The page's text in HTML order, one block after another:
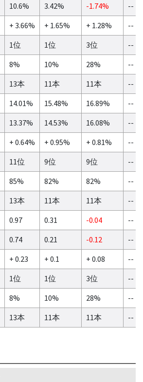
10.6% 3.42% -1.74%
--
+ 3.66% + 1.65% + 1.28%
--
1位 1位 3位
--
8% 10% 28%
--
13本 11本 11本
--
14.01% 15.48% 16.89%
--
13.37% 14.53% 16.08%
--
+ 0.64% + 0.95% + 0.81%
--
11位 9位 9位
--
85% 82% 82%
--
13本 11本 11本
--
0.97 0.31 -0.04
--
0.74 0.21 -0.12
--
+ 0.23 + 0.1 + 0.08
--
1位 1位 3位
--
8% 10% 28%
--
13本 11本 11本 --